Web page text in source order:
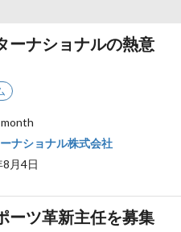
ーナショナルの熱意
ナショナル株式会社
月4日
ーツ革新主任を募集